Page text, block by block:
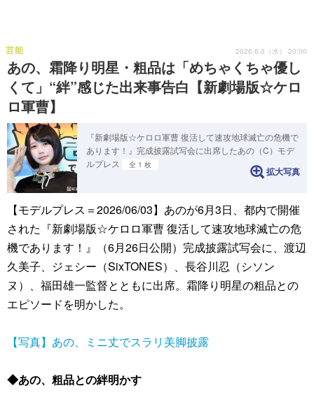
あの、霜降り明星・粗品は「めちゃくちゃ優し
くて」“絆”感じた出来事告白【新劇場版☆ケロ
ロ軍曹】
芸能 2026.6.3（水） 20:00
『新劇場版☆ケロロ軍曹 復活して速攻地球滅亡の危機で
あります！』完成披露試写会に出席したあの（C）モデ
ルプレス
全 1 枚
拡大写真
【モデルプレス＝2026/06/03】あのが6月3日、都内で開催
された『新劇場版☆ケロロ軍曹 復活して速攻地球滅亡の危
機であります！』（6月26日公開）完成披露試写会に、渡辺
久美子、ジェシー（SixTONES）、長谷川忍（シソン
ヌ）、福田雄一監督とともに出席。霜降り明星の粗品との
エピソードを明かした。
【写真】あの、ミニ丈でスラリ美脚披露
◆あの、粗品との絆明かす